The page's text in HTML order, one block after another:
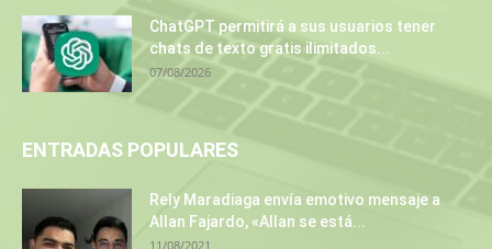
ChatGPT permitirá a sus usuarios tener
chats de texto gratis ilimitados...
07/08/2026
ENTRADAS POPULARES
Rely Maradiaga envía emotivo mensaje a
Allan Fajardo, «Allan se está...
11/08/2021